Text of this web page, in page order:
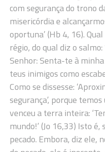
com segurança do trono
misericórdia e
oportuna’ (Hb 4, 16).
régio, do qual diz o
Senhor: Senta-te à
teus inimigos como
Como se dissesse:
segurança’, porque
venceu a terra inteira:
mundo!’ (Jo 16,33) Isto
pecado. Embora, diz ele,